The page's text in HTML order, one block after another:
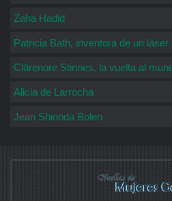
Zaha Hadid
Patricia Bath, inventora de un láser
Clärenore Stinnes, la vuelta al
Alicia de Larrocha
Jean Shinoda Bolen